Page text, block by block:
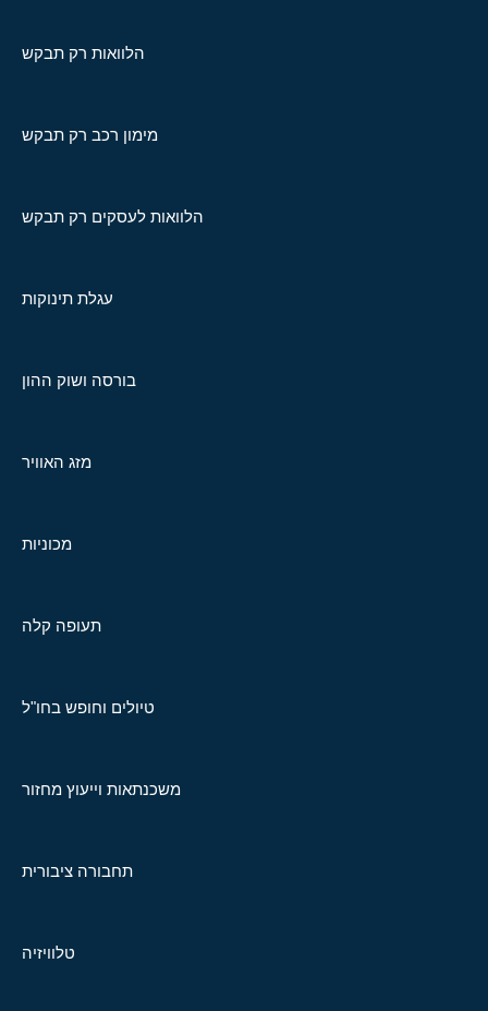
הלוואות רק תבקש
מימון רכב רק תבקש
הלוואות לעסקים רק תבקש
עגלת תינוקות
בורסה ושוק ההון
מזג האוויר
מכוניות
תעופה קלה
טיולים וחופש בחו"ל
משכנתאות וייעוץ מחזור
תחבורה ציבורית
טלוויזיה